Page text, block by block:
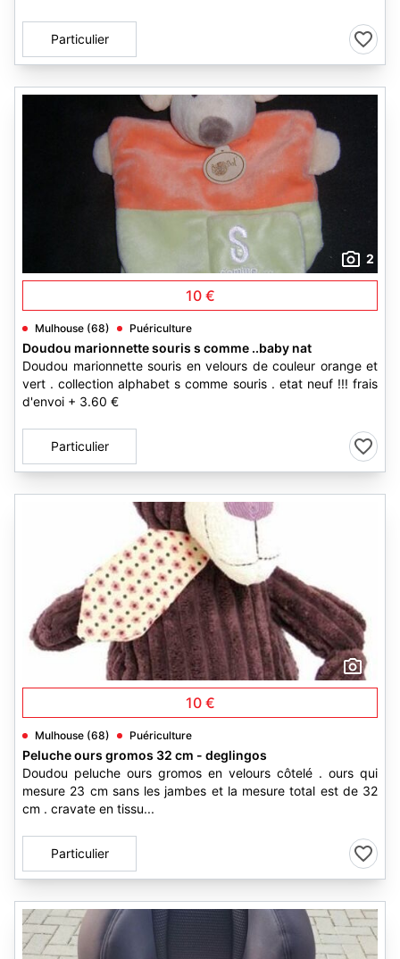
Particulier
2
10 €
Mulhouse (68) Puériculture
Doudou marionnette souris s comme ..baby nat
Doudou marionnette souris en velours de couleur orange et
vert . collection alphabet s comme souris . etat neuf !!! frais
d'envoi + 3.60 €
Particulier
10 €
Mulhouse (68) Puériculture
Peluche ours gromos 32 cm - deglingos
Doudou peluche ours gromos en velours côtelé . ours qui
mesure 23 cm sans les jambes et la mesure total est de 32
cm . cravate en tissu...
Particulier